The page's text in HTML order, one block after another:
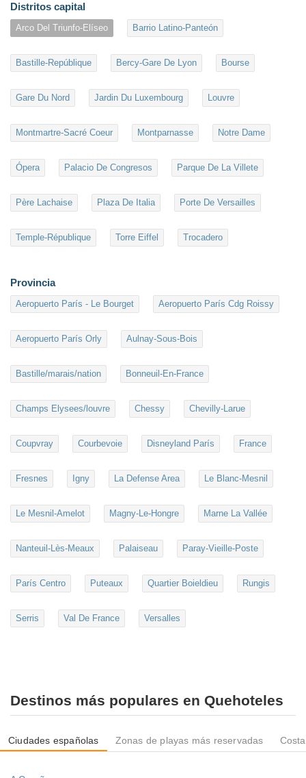
Distritos capital
Arco Del Triunfo-Elíseo Barrio Latino-Panteón
Bastille-Repúblique Bercy-Gare De Lyon Bourse
Gare Du Nord Jardin Du Luxembourg Louvre
Montmartre-Sacré Coeur Montparnasse Notre Dame
Ópera Palacio De Congresos Parque De La Villete
Père Lachaise Plaza De Italia Porte De Versailles
Temple-République Torre Eiffel Trocadero
Provincia
Aeropuerto París - Le Bourget Aeropuerto París Cdg Roissy
Aeropuerto París Orly Aulnay-Sous-Bois
Bastille/marais/nation Bonneuil-En-France
Champs Elysees/louvre Chessy Chevilly-Larue
Coupvray Courbevoie Disneyland París France
Fresnes Igny La Defense Area Le Blanc-Mesnil
Le Mesnil-Amelot Magny-Le-Hongre Marne La Vallée
Nanteuil-Lès-Meaux Palaiseau Paray-Vieille-Poste
París Centro Puteaux Quartier Boieldieu Rungis
Serris Val De France Versalles
Destinos más populares en Quehoteles
Ciudades españolas Zonas de playas más reservadas